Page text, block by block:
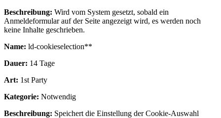
Beschreibung: Wird vom System gesetzt, sobald ein
Anmeldeformular auf der Seite angezeigt wird, es werden noch
keine Inhalte geschrieben.
Name: ld-cookieselection**
Dauer: 14 Tage
Art: 1st Party
Kategorie: Notwendig
Beschreibung: Speichert die Einstellung der Cookie-Auswahl